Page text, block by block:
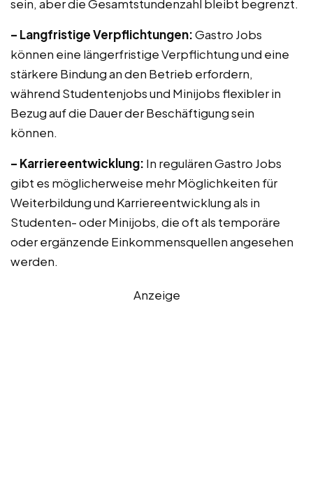
sein, aber die Gesamtstundenzahl bleibt begrenzt.
– Langfristige Verpflichtungen:Gastro Jobs
können eine längerfristige Verpflichtung und eine
stärkere Bindung an den Betrieb erfordern,
während Studentenjobs und Minijobs flexibler in
Bezug auf die Dauer der Beschäftigung sein
können.
– Karriereentwicklung: In regulären Gastro Jobs
gibt es möglicherweise mehr Möglichkeiten für
Weiterbildung und Karriereentwicklung als in
Studenten- oder Minijobs, die oft als temporäre
oder ergänzende Einkommensquellen angesehen
werden.
Anzeige